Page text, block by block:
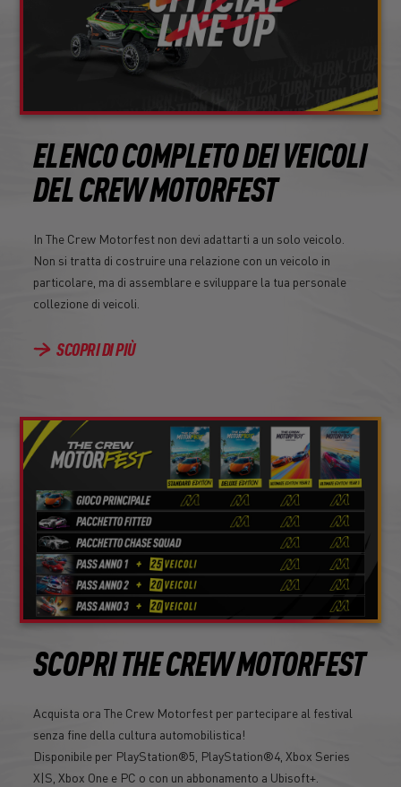
ELENCO COMPLETO DEI VEICOLI
DEL CREW MOTORFEST
In The Crew Motorfest non devi adattarti a un solo veicolo.
Non si tratta di costruire una relazione con un veicolo in
particolare, ma di assemblare e sviluppare la tua personale
collezione di veicoli.
SCOPRI DI PIÙ
SCOPRI THE CREW MOTORFEST
Acquista ora The Crew Motorfest per partecipare al festival
senza fine della cultura automobilistica!
Disponibile per PlayStation®5, PlayStation®4, Xbox Series
X|S, Xbox One e PC o con un abbonamento a Ubisoft+.